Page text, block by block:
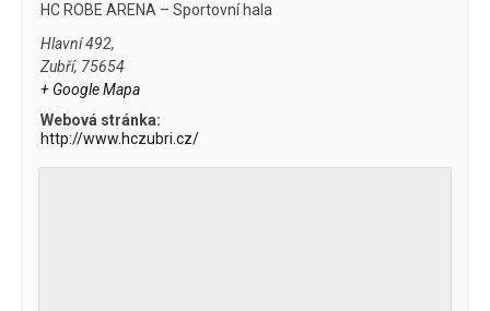
HC ROBE ARENA – Sportovní hala
Hlavní 492,
Zubří, 75654
+ Google Mapa
Webová stránka:
http://www.hczubri.cz/